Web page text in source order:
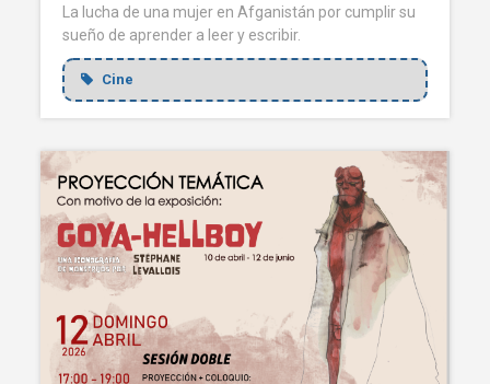
La lucha de una mujer en Afganistán por cumplir su
sueño de aprender a leer y escribir.
Cine